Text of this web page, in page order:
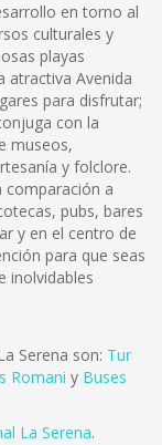
en torno al
culturales y
playas
atractiva Avenida
para disfrutar;
con la
museos,
y folclore.
comparación a
pubs, bares
y en el centro de
para que seas
inolvidables
Serena son: Tur
Romani y Buses
La Serena.